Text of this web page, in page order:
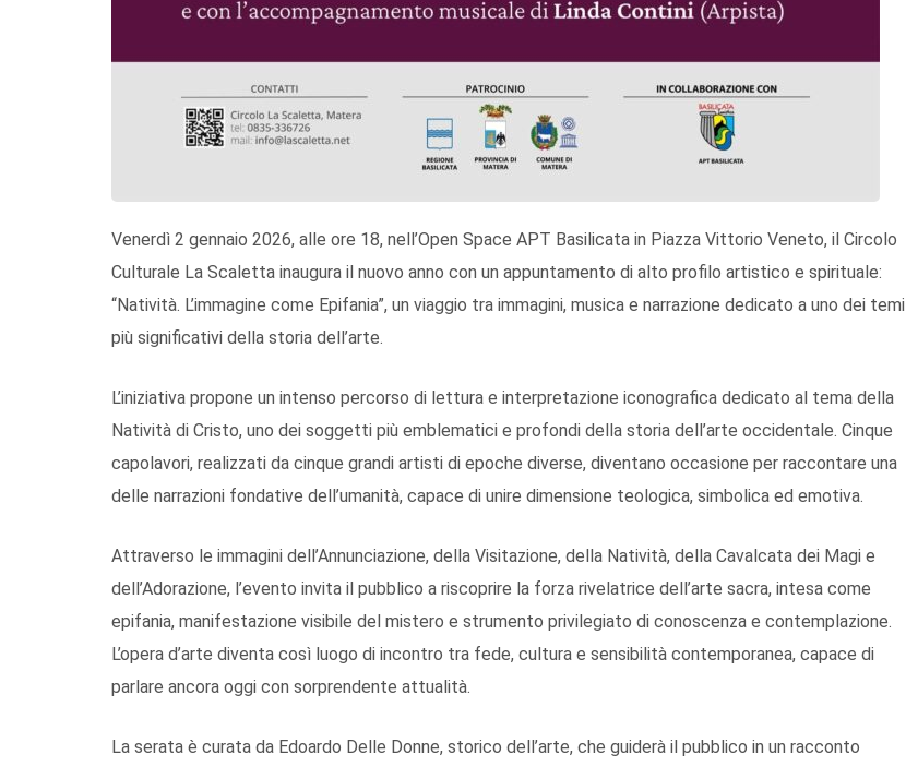
Venerdì 2 gennaio 2026, alle ore 18, nell’Open Space APT Basilicata in Piazza Vittorio Veneto, il Circolo
Culturale La Scaletta inaugura il nuovo anno con un appuntamento di alto profilo artistico e spirituale:
“Natività. L’immagine come Epifania”, un viaggio tra immagini, musica e narrazione dedicato a uno dei temi
più significativi della storia dell’arte.
L’iniziativa propone un intenso percorso di lettura e interpretazione iconografica dedicato al tema della
Natività di Cristo, uno dei soggetti più emblematici e profondi della storia dell’arte occidentale. Cinque
capolavori, realizzati da cinque grandi artisti di epoche diverse, diventano occasione per raccontare una
delle narrazioni fondative dell’umanità, capace di unire dimensione teologica, simbolica ed emotiva.
Attraverso le immagini dell’Annunciazione, della Visitazione, della Natività, della Cavalcata dei Magi e
dell’Adorazione, l’evento invita il pubblico a riscoprire la forza rivelatrice dell’arte sacra, intesa come
epifania, manifestazione visibile del mistero e strumento privilegiato di conoscenza e contemplazione.
L’opera d’arte diventa così luogo di incontro tra fede, cultura e sensibilità contemporanea, capace di
parlare ancora oggi con sorprendente attualità.
La serata è curata da Edoardo Delle Donne, storico dell’arte, che guiderà il pubblico in un racconto